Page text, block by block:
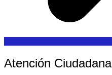
Atención Ciudadana